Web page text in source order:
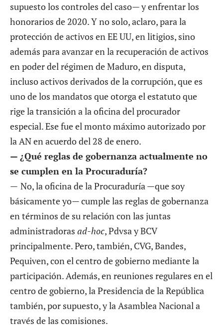
supuesto los controles del caso— y enfrentar los
honorarios de 2020. Y no solo, aclaro, para la
protección de activos en EE UU, en litigios, sino
además para avanzar en la recuperación de activos
en poder del régimen de Maduro, en disputa,
incluso activos derivados de la corrupción, que es
uno de los mandatos que otorga el estatuto que
rige la transición a la oficina del procurador
especial. Ese fue el monto máximo autorizado por
la AN en acuerdo del 28 de enero.
— ¿Qué reglas de gobernanza actualmente no
se cumplen en la Procuraduría?
— No, la oficina de la Procuraduría —que soy
básicamente yo— cumple las reglas de gobernanza
en términos de su relación con las juntas
administradoras ad-hoc, Pdvsa y BCV
principalmente. Pero, también, CVG, Bandes,
Pequiven, con el centro de gobierno mediante la
participación. Además, en reuniones regulares en el
centro de gobierno, la Presidencia de la República
también, por supuesto, y la Asamblea Nacional a
través de las comisiones.